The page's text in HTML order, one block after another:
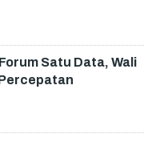
Satu Data, Wali